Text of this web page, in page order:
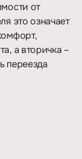
от
это означает
а вторичка –
переезда